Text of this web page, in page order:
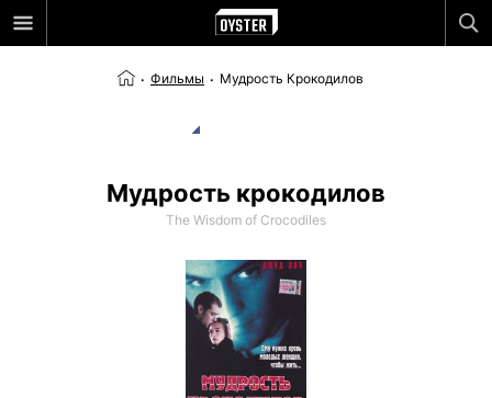
Фильмы Мудрость Крокодилов
Мудрость крокодилов
The Wisdom of Crocodiles